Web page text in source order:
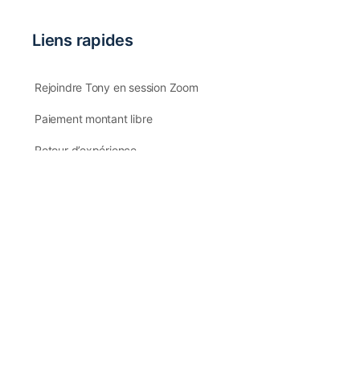
Liens rapides
Rejoindre Tony en session Zoom
Paiement montant libre
Retour d’expérience